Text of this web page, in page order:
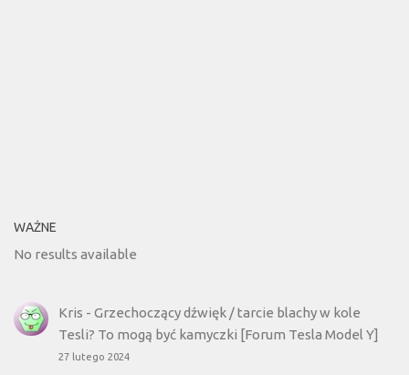
WAŻNE
No results available
Kris - Grzechoczący dźwięk / tarcie blachy w kole
Tesli? To mogą być kamyczki [Forum Tesla Model Y]
27 lutego 2024